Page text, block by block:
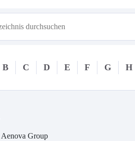
B C D E F G H
Aenova Group